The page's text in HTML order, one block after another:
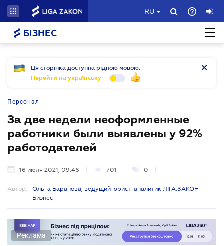
RU
БІЗНЕС
Ця сторінка доступна рідною мовою.
Перейти на українську
Персонал
За две недели неоформленные
работники были выявлены у 92%
работодателей
16 июля 2021, 09:46 701 0
Автор:
Ольга Баранова, ведущий юрист-аналитик ЛІГА:ЗАКОН
Бизнес
Реклама